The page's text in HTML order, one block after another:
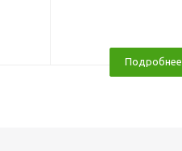
Подробнее